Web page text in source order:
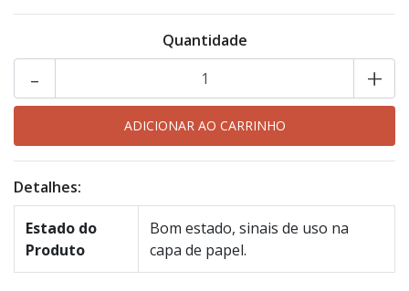
Quantidade
+
-
Detalhes:
Estado do
Produto
Bom estado, sinais de uso na
capa de papel.